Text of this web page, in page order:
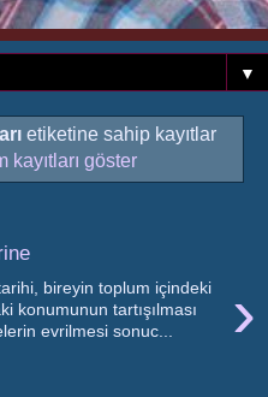
▼
etiketine sahip kayıtlar
kayıtları göster
›
bireyin toplum içindeki
konumunun tartışılması
evrilmesi sonuc...